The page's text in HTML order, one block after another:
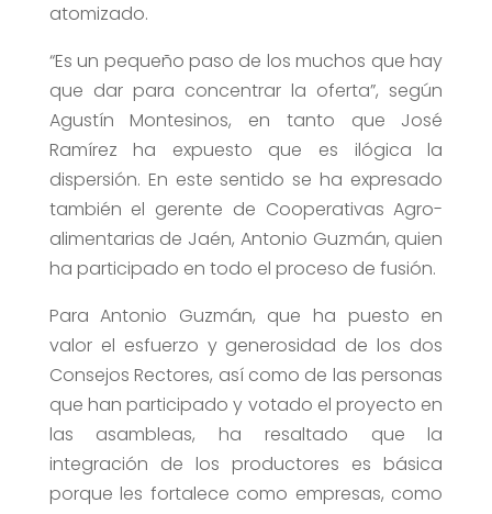
atomizado.
“Es un pequeño paso de los muchos que hay
que dar para concentrar la oferta”, según
Agustín Montesinos, en tanto que José
Ramírez ha expuesto que es ilógica la
dispersión. En este sentido se ha expresado
también el gerente de Cooperativas Agro-
alimentarias de Jaén, Antonio Guzmán, quien
ha participado en todo el proceso de fusión.
Para Antonio Guzmán, que ha puesto en
valor el esfuerzo y generosidad de los dos
Consejos Rectores, así como de las personas
que han participado y votado el proyecto en
las asambleas, ha resaltado que la
integración de los productores es básica
porque les fortalece como empresas, como